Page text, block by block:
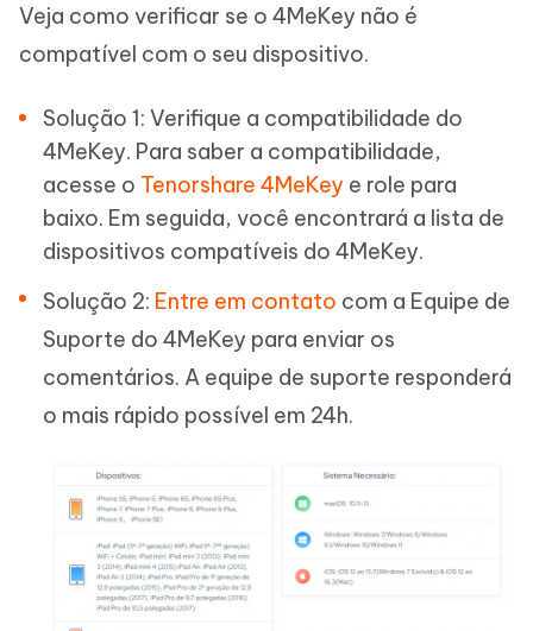
Veja como verificar se o 4MeKey não é
compatível com o seu dispositivo.
Solução 1: Verifique a compatibilidade do
4MeKey. Para saber a compatibilidade,
acesse o Tenorshare 4MeKey e role para
baixo. Em seguida, você encontrará a lista de
dispositivos compatíveis do 4MeKey.
Solução 2: Entre em contato com a Equipe de
Suporte do 4MeKey para enviar os
comentários. A equipe de suporte responderá
o mais rápido possível em 24h.